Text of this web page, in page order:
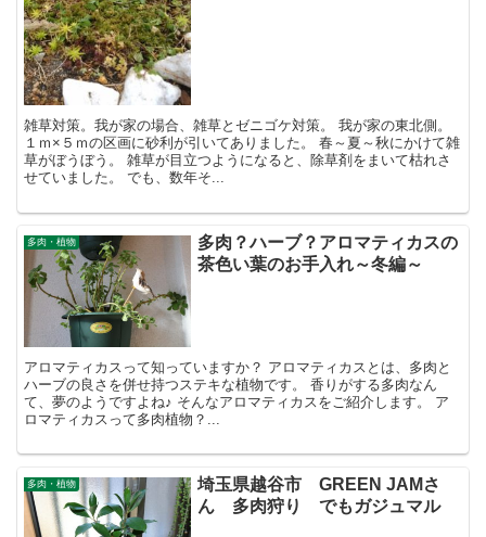
雑草対策。我が家の場合、雑草とゼニゴケ対策。 我が家の東北側。
１ｍ×５ｍの区画に砂利が引いてありました。 春～夏～秋にかけて雑
草がぼうぼう。 雑草が目立つようになると、除草剤をまいて枯れさ
せていました。 でも、数年そ...
多肉・植物
多肉？ハーブ？アロマティカスの
茶色い葉のお手入れ～冬編～
アロマティカスって知っていますか？ アロマティカスとは、多肉と
ハーブの良さを併せ持つステキな植物です。 香りがする多肉なん
て、夢のようですよね♪ そんなアロマティカスをご紹介します。 ア
ロマティカスって多肉植物？...
多肉・植物
埼玉県越谷市 GREEN JAMさ
ん 多肉狩り でもガジュマル